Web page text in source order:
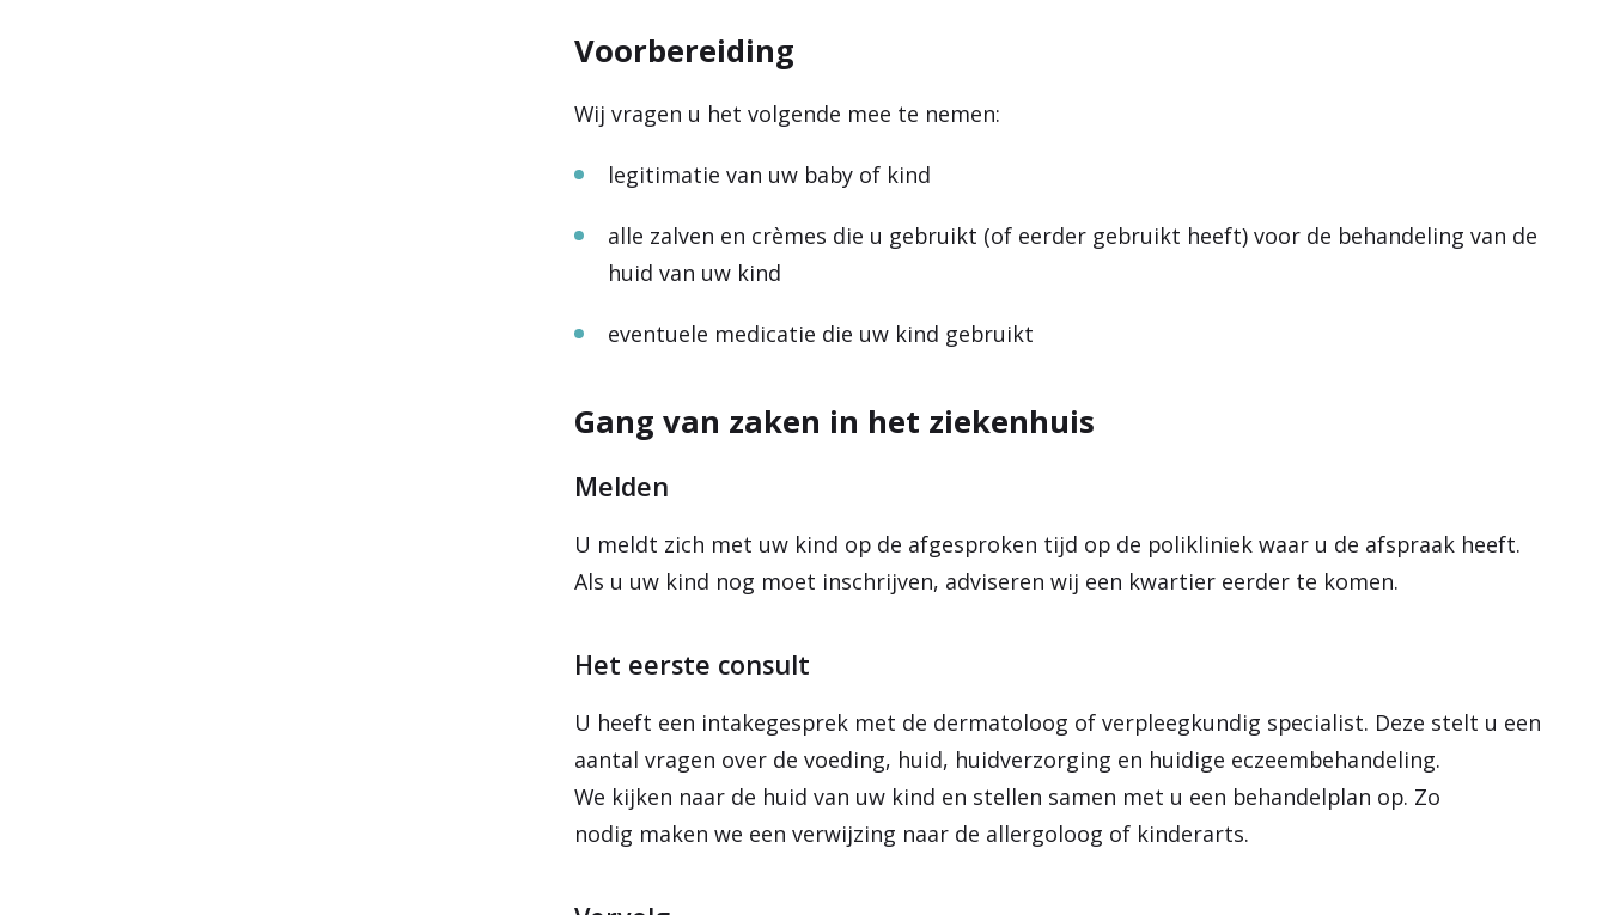
Voorbereiding
Wij vragen u het volgende mee te nemen:
legitimatie van uw baby of kind
alle zalven en crèmes die u gebruikt (of eerder gebruikt heeft) voor de behandeling van de
huid van uw kind
eventuele medicatie die uw kind gebruikt
Gang van zaken in het ziekenhuis
Melden
U meldt zich met uw kind op de afgesproken tijd op de polikliniek waar u de afspraak heeft.
Als u uw kind nog moet inschrijven, adviseren wij een kwartier eerder te komen.
Het eerste consult
U heeft een intakegesprek met de dermatoloog of verpleegkundig specialist. Deze stelt u een
aantal vragen over de voeding, huid, huidverzorging en huidige eczeembehandeling.
We kijken naar de huid van uw kind en stellen samen met u een behandelplan op. Zo
nodig maken we een verwijzing naar de allergoloog of kinderarts.